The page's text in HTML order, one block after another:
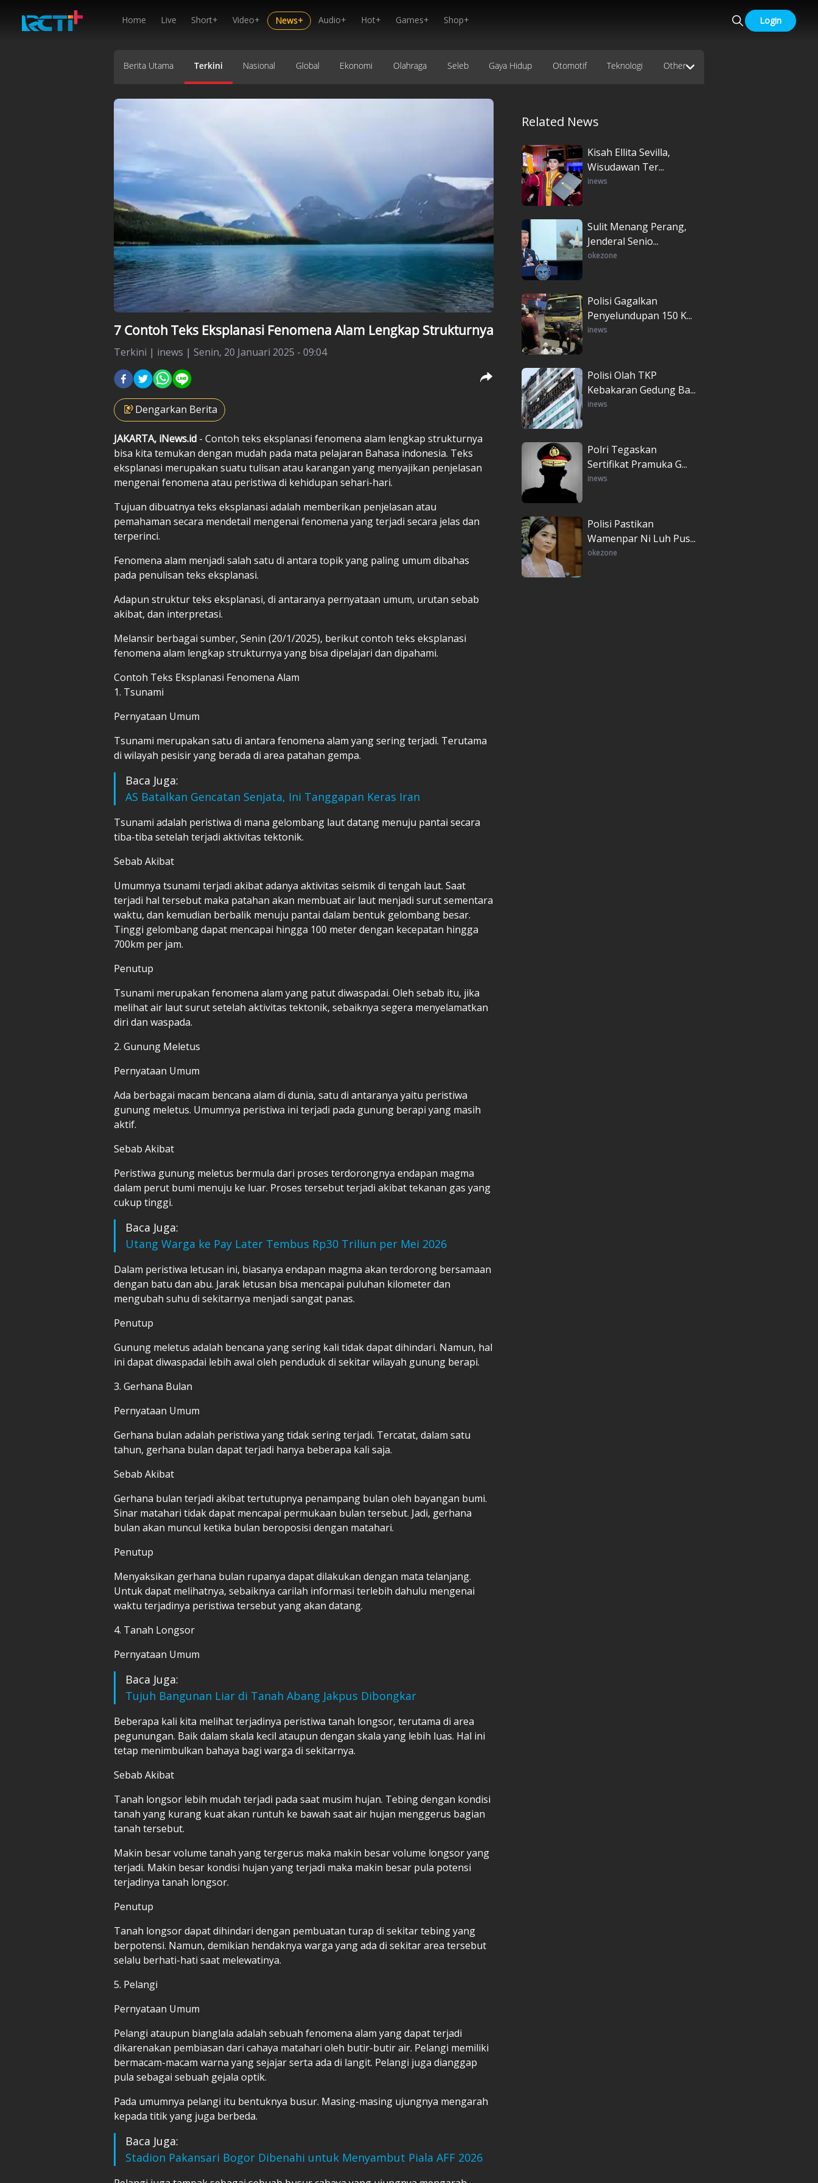
Home Live Short+ Video+ News+ Audio+ Hot+ Games+ Shop+ Login
Berita Utama Terkini Nasional Global Ekonomi Olahraga Seleb Gaya Hidup Otomotif Teknologi Other
7 Contoh Teks Eksplanasi Fenomena Alam Lengkap Strukturnya
Terkini | inews | Senin, 20 Januari 2025 - 09:04
Dengarkan Berita
JAKARTA, iNews.id - Contoh teks eksplanasi fenomena alam lengkap strukturnya
bisa kita temukan dengan mudah pada mata pelajaran Bahasa indonesia. Teks
eksplanasi merupakan suatu tulisan atau karangan yang menyajikan penjelasan
mengenai fenomena atau peristiwa di kehidupan sehari-hari.
Tujuan dibuatnya teks eksplanasi adalah memberikan penjelasan atau
pemahaman secara mendetail mengenai fenomena yang terjadi secara jelas dan
terperinci.
Fenomena alam menjadi salah satu di antara topik yang paling umum dibahas
pada penulisan teks eksplanasi.
Adapun struktur teks eksplanasi, di antaranya pernyataan umum, urutan sebab
akibat, dan interpretasi.
Melansir berbagai sumber, Senin (20/1/2025), berikut contoh teks eksplanasi
fenomena alam lengkap strukturnya yang bisa dipelajari dan dipahami.
Contoh Teks Eksplanasi Fenomena Alam
1. Tsunami
Pernyataan Umum
Tsunami merupakan satu di antara fenomena alam yang sering terjadi. Terutama
di wilayah pesisir yang berada di area patahan gempa.
Baca Juga:
AS Batalkan Gencatan Senjata, Ini Tanggapan Keras Iran
Tsunami adalah peristiwa di mana gelombang laut datang menuju pantai secara
tiba-tiba setelah terjadi aktivitas tektonik.
Sebab Akibat
Umumnya tsunami terjadi akibat adanya aktivitas seismik di tengah laut. Saat
terjadi hal tersebut maka patahan akan membuat air laut menjadi surut sementara
waktu, dan kemudian berbalik menuju pantai dalam bentuk gelombang besar.
Tinggi gelombang dapat mencapai hingga 100 meter dengan kecepatan hingga
700km per jam.
Penutup
Tsunami merupakan fenomena alam yang patut diwaspadai. Oleh sebab itu, jika
melihat air laut surut setelah aktivitas tektonik, sebaiknya segera menyelamatkan
diri dan waspada.
2. Gunung Meletus
Pernyataan Umum
Ada berbagai macam bencana alam di dunia, satu di antaranya yaitu peristiwa
gunung meletus. Umumnya peristiwa ini terjadi pada gunung berapi yang masih
aktif.
Sebab Akibat
Peristiwa gunung meletus bermula dari proses terdorongnya endapan magma
dalam perut bumi menuju ke luar. Proses tersebut terjadi akibat tekanan gas yang
cukup tinggi.
Baca Juga:
Utang Warga ke Pay Later Tembus Rp30 Triliun per Mei 2026
Dalam peristiwa letusan ini, biasanya endapan magma akan terdorong bersamaan
dengan batu dan abu. Jarak letusan bisa mencapai puluhan kilometer dan
mengubah suhu di sekitarnya menjadi sangat panas.
Penutup
Gunung meletus adalah bencana yang sering kali tidak dapat dihindari. Namun, hal
ini dapat diwaspadai lebih awal oleh penduduk di sekitar wilayah gunung berapi.
3. Gerhana Bulan
Pernyataan Umum
Gerhana bulan adalah peristiwa yang tidak sering terjadi. Tercatat, dalam satu
tahun, gerhana bulan dapat terjadi hanya beberapa kali saja.
Sebab Akibat
Gerhana bulan terjadi akibat tertutupnya penampang bulan oleh bayangan bumi.
Sinar matahari tidak dapat mencapai permukaan bulan tersebut. Jadi, gerhana
bulan akan muncul ketika bulan beroposisi dengan matahari.
Penutup
Menyaksikan gerhana bulan rupanya dapat dilakukan dengan mata telanjang.
Untuk dapat melihatnya, sebaiknya carilah informasi terlebih dahulu mengenai
waktu terjadinya peristiwa tersebut yang akan datang.
4. Tanah Longsor
Pernyataan Umum
Baca Juga:
Tujuh Bangunan Liar di Tanah Abang Jakpus Dibongkar
Beberapa kali kita melihat terjadinya peristiwa tanah longsor, terutama di area
pegunungan. Baik dalam skala kecil ataupun dengan skala yang lebih luas. Hal ini
tetap menimbulkan bahaya bagi warga di sekitarnya.
Sebab Akibat
Tanah longsor lebih mudah terjadi pada saat musim hujan. Tebing dengan kondisi
tanah yang kurang kuat akan runtuh ke bawah saat air hujan menggerus bagian
tanah tersebut.
Makin besar volume tanah yang tergerus maka makin besar volume longsor yang
terjadi. Makin besar kondisi hujan yang terjadi maka makin besar pula potensi
terjadinya tanah longsor.
Penutup
Tanah longsor dapat dihindari dengan pembuatan turap di sekitar tebing yang
berpotensi. Namun, demikian hendaknya warga yang ada di sekitar area tersebut
selalu berhati-hati saat melewatinya.
5. Pelangi
Pernyataan Umum
Pelangi ataupun bianglala adalah sebuah fenomena alam yang dapat terjadi
dikarenakan pembiasan dari cahaya matahari oleh butir-butir air. Pelangi memiliki
bermacam-macam warna yang sejajar serta ada di langit. Pelangi juga dianggap
pula sebagai sebuah gejala optik.
Pada umumnya pelangi itu bentuknya busur. Masing-masing ujungnya mengarah
kepada titik yang juga berbeda.
Baca Juga:
Stadion Pakansari Bogor Dibenahi untuk Menyambut Piala AFF 2026
Related News
Kisah Ellita Sevilla,
Wisudawan Ter...
inews
Sulit Menang Perang,
Jenderal Senio...
okezone
Polisi Gagalkan
Penyelundupan 150 K...
inews
Polisi Olah TKP
Kebakaran Gedung Ba...
inews
Polri Tegaskan
Sertifikat Pramuka G...
inews
Polisi Pastikan
Wamenpar Ni Luh Pus...
okezone